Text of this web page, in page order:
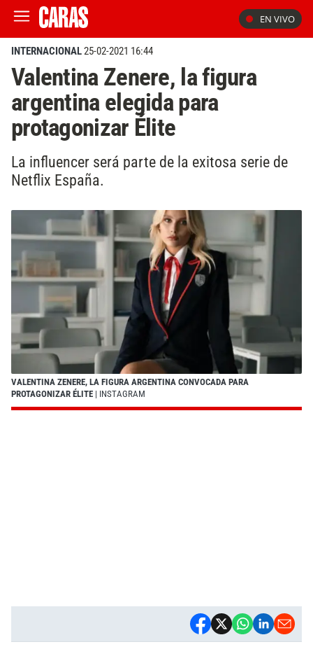
EN VIVO
INTERNACIONAL25-02-2021 16:44
Valentina Zenere, la figura
argentina elegida para
protagonizar Élite
La influencer será parte de la exitosa serie de
Netflix España.
VALENTINA ZENERE, LA FIGURA ARGENTINA CONVOCADA PARA
PROTAGONIZAR ÉLITE | INSTAGRAM